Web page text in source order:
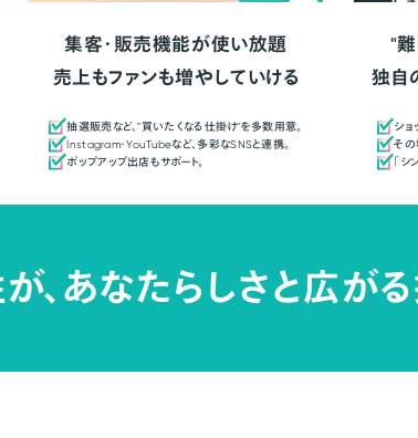
集客・販売機能が使い放題
売上もファンも増やしていける
抽選販売など、"買いたくなる仕掛け"を多数用意。
Instagram・YouTubeなど、多彩なSNSと連携。
ポップアップ出店もサポート。
"
独自
ショ
その
「シ
、あなたらしさと広がる